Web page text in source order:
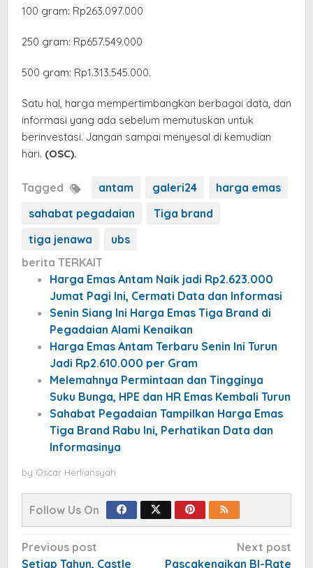
‎100 gram: Rp263.097.000
250 gram: Rp657.549.000
‎500 gram: Rp1.313.545.000.
Satu hal, harga mempertimbangkan berbagai data, dan
informasi yang ada sebelum memutuskan untuk
berinvestasi. Jangan sampai menyesal di kemudian
hari. (OSC).
Tagged antam galeri24
harga emas
sahabat pegadaian
Tiga brand
tiga jenawa
ubs
berita TERKAIT
Harga Emas Antam Naik jadi Rp2.623.000
Jumat Pagi Ini, Cermati Data dan Informasi
Senin Siang Ini Harga Emas Tiga Brand di
Pegadaian Alami Kenaikan
Harga Emas Antam Terbaru Senin Ini Turun
Jadi Rp2.610.000 per Gram
Melemahnya Permintaan dan Tingginya
Suku Bunga, HPE dan HR Emas Kembali Turun
Sahabat Pegadaian Tampilkan Harga Emas
Tiga Brand Rabu Ini, Perhatikan Data dan
Informasinya
by Oscar Herliansyah
Follow Us On
Post
Previous post
Setiap Tahun, Castle
Next post
Pascakenaikan BI-Rate